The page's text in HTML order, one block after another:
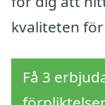
kvaliteten
Få 3